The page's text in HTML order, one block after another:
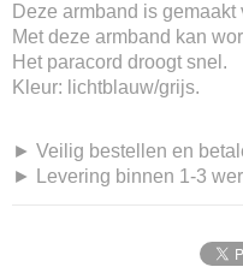
Deze armband is gemaakt
Met deze armband kan
Het paracord droogt snel.
Kleur: lichtblauw/grijs.
► Veilig bestellen en
► Levering binnen 1-3